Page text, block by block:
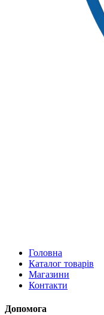
Головна
Каталог товарів
Магазини
Контакти
Допомога